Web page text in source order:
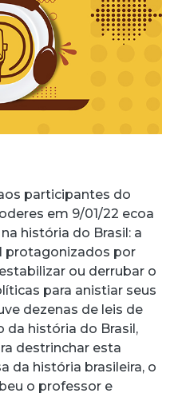
participantes do
em 9/01/22 ecoa
história do Brasil: a
protagonizados por
ou derrubar o
para anistiar seus
dezenas de leis de
da história do Brasil,
destrinchar esta
da história brasileira, o
o professor e